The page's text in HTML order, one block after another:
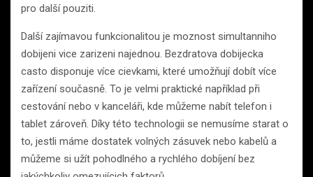
pro další pouziti.
Další zajímavou funkcionalitou je moznost simultanniho
dobijeni vice zarizeni najednou. Bezdratova dobijecka
casto disponuje více cievkami, které umožňují dobít více
zařízení současně. To je velmi praktické například při
cestování nebo v kanceláři, kde můžeme nabít telefon i
tablet zároveň. Díky této technologii se nemusíme starat o
to, jestli máme dostatek volných zásuvek nebo kabelů a
můžeme si užít pohodlného a rychlého dobíjení bez